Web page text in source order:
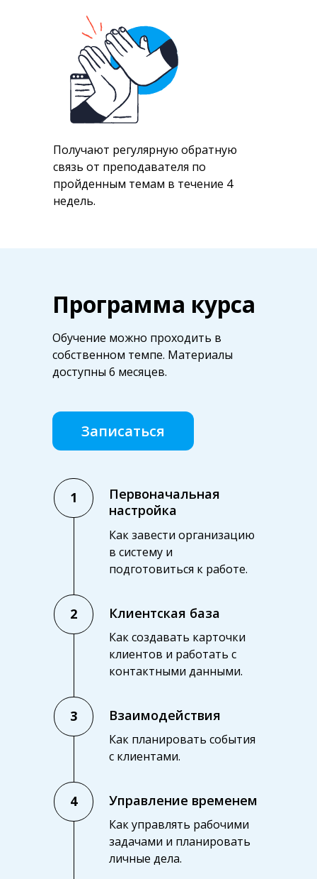
Получают регулярную обратную
связь от преподавателя по
пройденным темам в течение 4
недель.
1
2
3
4
Программа курса
Обучение можно проходить в
собственном темпе. Материалы
доступны 6 месяцев.
Записаться
Как завести организацию
в систему и
подготовиться к работе.
Первоначальная
настройка
Как создавать карточки
клиентов и работать с
контактными данными.
Клиентская база
Как планировать события
с клиентами.
Взаимодействия
Как управлять рабочими
задачами и планировать
личные дела.
Управление временем